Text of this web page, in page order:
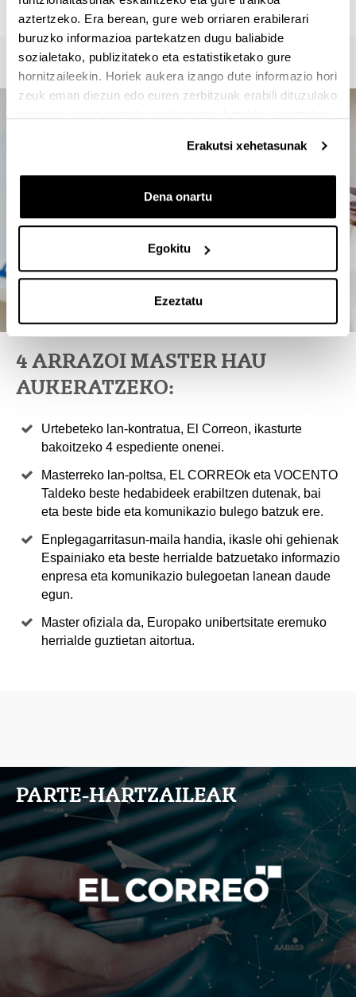
aztertzeko. Era berean, gure web orriaren erabilerari
buruzko informazioa partekatzen dugu baliabide
sozialetako, publizitateko eta estatistiketako gure
hornitzaileekin. Horiek aukera izango dute informazio hori
zeuk eman diezun edo euren zerbitzuak erabili dituzulako
Erakutsi xehetasunak
Dena onartu
Egokitu
Ezeztatu
4 ARRAZOI MASTER HAU
AUKERATZEKO:
Urtebeteko lan-kontratua, El Correon, ikasturte
bakoitzeko 4 espediente onenei.
Masterreko lan-poltsa, EL CORREOk eta VOCENTO
Taldeko beste hedabideek erabiltzen dutenak, bai
eta beste bide eta komunikazio bulego batzuk ere.
Enplegagarritasun-maila handia, ikasle ohi gehienak
Espainiako eta beste herrialde batzuetako informazio
enpresa eta komunikazio bulegoetan lanean daude
egun.
Master ofiziala da, Europako unibertsitate eremuko
herrialde guztietan aitortua.
PARTE-HARTZAILEAK